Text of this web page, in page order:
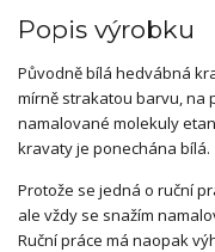
Popis výrobku
Původně bílá hedvábná
mírně strakatou barvu, na
namalované molekuly
kravaty je ponechána bílá.
Protože se jedná o ruční
ale vždy se snažím
Ruční práce má naopak